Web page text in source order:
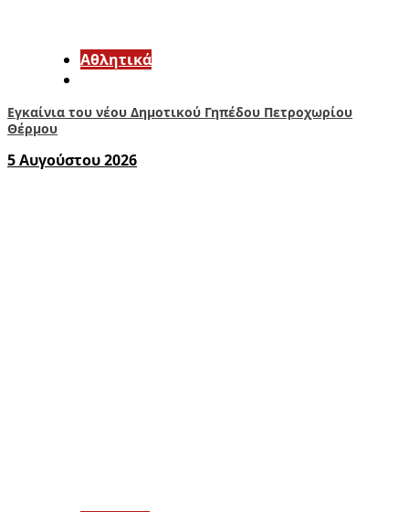
Αθλητικά
Εγκαίνια του νέου Δημοτικού Γηπέδου Πετροχωρίου
Θέρμου
5 Αυγούστου 2026